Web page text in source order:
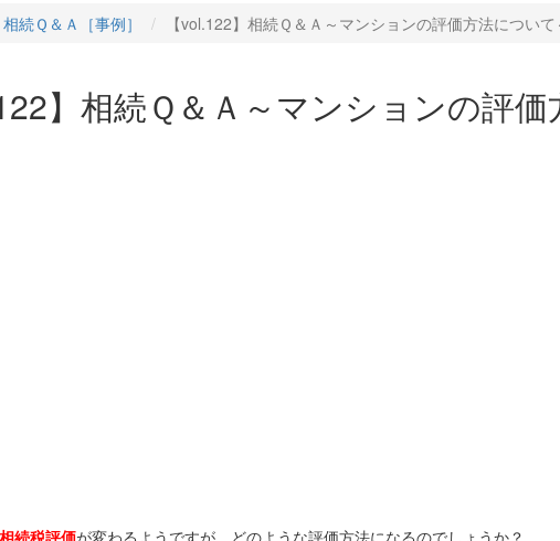
続Ｑ＆Ａ［事例］ 【vol.122】相続Ｑ＆Ａ～マンションの評価方法について
】相続Ｑ＆Ａ～マンションの評
続税評価が変わるようですが、どのような評価方法になるのでしょうか？